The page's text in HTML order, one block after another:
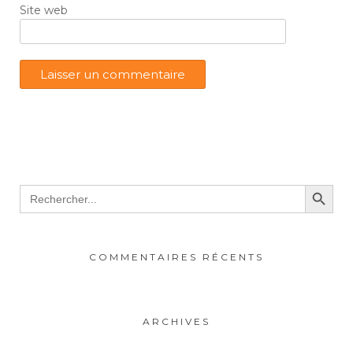
Site web
Search
for:
Search Button
COMMENTAIRES RÉCENTS
ARCHIVES